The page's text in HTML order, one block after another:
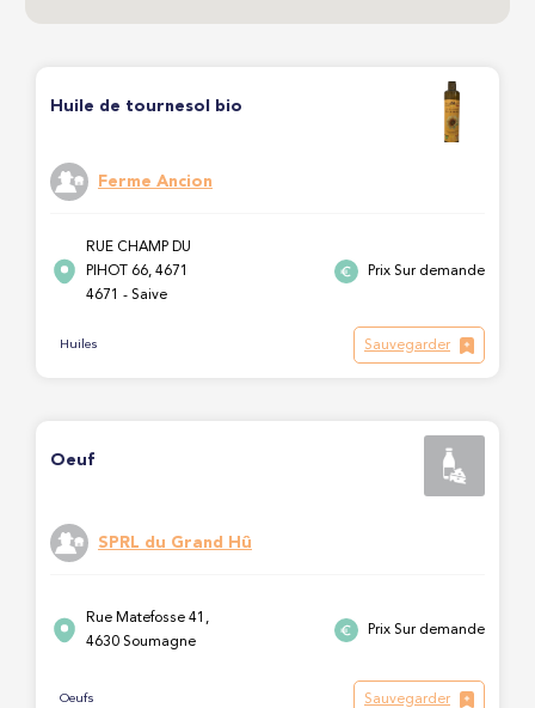
Huile de tournesol bio
Ferme Ancion
RUE CHAMP DU
PIHOT 66, 4671
4671 - Saive
Prix Sur demande
Huiles Sauvegarder
Oeuf
SPRL du Grand Hû
Rue Matefosse 41,
4630 Soumagne
Prix Sur demande
Oeufs Sauvegarder